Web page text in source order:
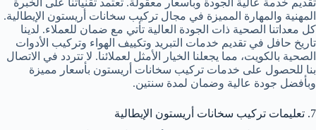
المهنية والمهارة المميزة في مجال تركيب سخانات أريستون الإيطالية.
كل معداتنا الصحية ذات الجودة العالية تأتي مع ضمان للعملاء. لدينا
تاريخ حافل في تقديم خدمات التبريد وتكييف الهواء وتركيب الأدوات
الصحية بالكويت، مما يجعلنا الخيار الأمثل لعملائنا. لا تتردد في الاتصال
بنا للحصول على خدمات تركيب سخانات أريستون بأسعار مميزة
وبأفضل جودة عالية وضمان لمدة سنتين.
7. تعليمات تركيب سخانات أريستون الإيطالية